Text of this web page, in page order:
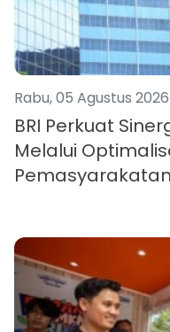
Rabu, 05 Agustus
BRI Perkuat
Melalui
Pemasyarakatan